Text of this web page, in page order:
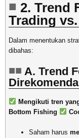
2. Trend
Trading
Dalam menentukan
dibahas:
A. Trend
Mengikuti tren
Bottom Fishing
Saham harus